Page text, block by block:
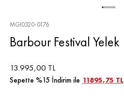
MGI0320-0176
Barbour Festival Yelek
13.995,00 TL
Sepette %15 İndirim ile 11895,75 TL